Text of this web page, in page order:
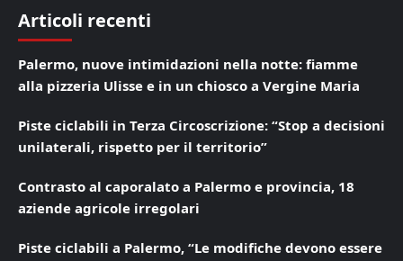
Articoli recenti
Palermo, nuove intimidazioni nella notte: fiamme
alla pizzeria Ulisse e in un chiosco a Vergine Maria
Piste ciclabili in Terza Circoscrizione: “Stop a decisioni
unilaterali, rispetto per il territorio”
Contrasto al caporalato a Palermo e provincia, 18
aziende agricole irregolari
Piste ciclabili a Palermo, “Le modifiche devono essere